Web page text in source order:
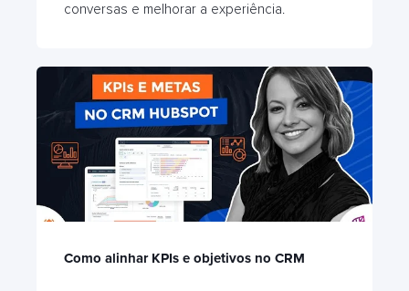
conversas e melhorar a experiência.​
Como alinhar KPIs e objetivos no CRM